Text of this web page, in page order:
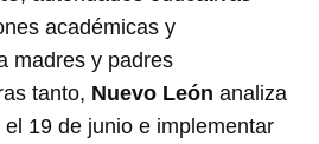
académicas y
madres y padres
tanto, Nuevo León analiza
19 de junio e implementar